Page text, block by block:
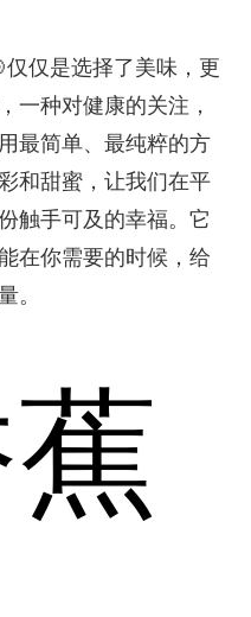
仅仅是选择了美味，更
一种对健康的关注，
最简单、最纯粹的方
和甜蜜，让我们在平
触手可及的幸福。它
在你需要的时候，给
。